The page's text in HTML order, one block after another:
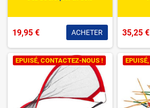
19,95 € ACHETER 35,25 €
EPUISÉ, CONTACTEZ-NOUS !